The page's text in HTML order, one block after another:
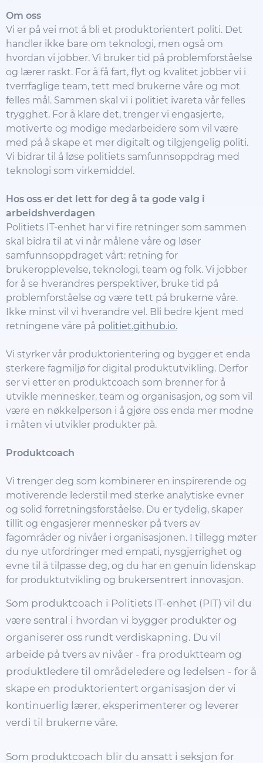
Om oss
Vi er på vei mot å bli et produktorientert politi. Det
handler ikke bare om teknologi, men også om
hvordan vi jobber. Vi bruker tid på problemforståelse
og lærer raskt. For å få fart, flyt og kvalitet jobber vi i
tverrfaglige team, tett med brukerne våre og mot
felles mål. Sammen skal vi i politiet ivareta vår felles
trygghet. For å klare det, trenger vi engasjerte,
motiverte og modige medarbeidere som vil være
med på å skape et mer digitalt og tilgjengelig politi.
Vi bidrar til å løse politiets samfunnsoppdrag med
teknologi som virkemiddel.
Hos oss er det lett for deg å ta gode valg i
arbeidshverdagen
Politiets IT-enhet har vi fire retninger som sammen
skal bidra til at vi når målene våre og løser
samfunnsoppdraget vårt: retning for
brukeropplevelse, teknologi, team og folk. Vi jobber
for å se hverandres perspektiver, bruke tid på
problemforståelse og være tett på brukerne våre.
Ikke minst vil vi hverandre vel. Bli bedre kjent med
retningene våre på politiet.github.io.
Vi styrker vår produktorientering og bygger et enda
sterkere fagmiljø for digital produktutvikling. Derfor
ser vi etter en produktcoach som brenner for å
utvikle mennesker, team og organisasjon, og som vil
være en nøkkelperson i å gjøre oss enda mer modne
i måten vi utvikler produkter på.
Produktcoach
Vi trenger deg som kombinerer en inspirerende og
motiverende lederstil med sterke analytiske evner
og solid forretningsforståelse. Du er tydelig, skaper
tillit og engasjerer mennesker på tvers av
fagområder og nivåer i organisasjonen. I tillegg møter
du nye utfordringer med empati, nysgjerrighet og
evne til å tilpasse deg, og du har en genuin lidenskap
for produktutvikling og brukersentrert innovasjon.
Som produktcoach i Politiets IT-enhet (PIT) vil du
være sentral i hvordan vi bygger produkter og
organiserer oss rundt verdiskapning. Du vil
arbeide på tvers av nivåer - fra produktteam og
produktledere til områdeledere og ledelsen - for å
skape en produktorientert organisasjon der vi
kontinuerlig lærer, eksperimenterer og leverer
verdi til brukerne våre.
Som produktcoach blir du ansatt i seksjon for